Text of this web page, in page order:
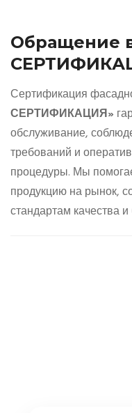
Обращение
Сертификация
СЕРТИФИКАЦИЯ»
обслуживание,
требований и
процедуры. Мы
продукцию на рынок,
стандартам качества